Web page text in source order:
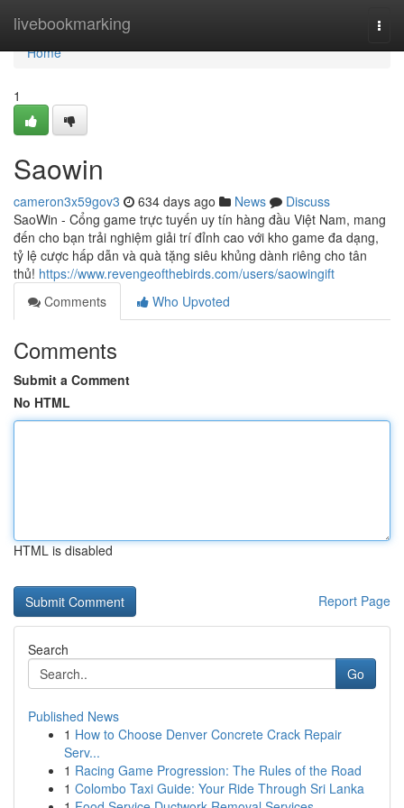
livebookmarking
Home
Home
1
Saowin
cameron3x59gov3 634 days ago News
Discuss
SaoWin - Cổng game trực tuyến uy tín hàng đầu Việt Nam, mang
đến cho bạn trải nghiệm giải trí đỉnh cao với kho game đa dạng,
tỷ lệ cược hấp dẫn và quà tặng siêu khủng dành riêng cho tân
thủ! https://www.revengeofthebirds.com/users/saowingift
Comments
Who Upvoted
Comments
Submit a Comment
No HTML
HTML is disabled
Report Page
Search
Go
Published News
1 How to Choose Denver Concrete Crack Repair
Serv...
1 Racing Game Progression: The Rules of the Road
1 Colombo Taxi Guide: Your Ride Through Sri Lanka